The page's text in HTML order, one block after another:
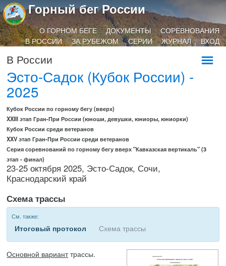
Горный бег России
О ГОРНОМ БЕГЕ ДОКУМЕНТЫ
СОРЕВНОВАНИЯ
В РОССИИ
ЗА РУБЕЖОМ СЕРИИ ЖУРНАЛ ВХОД
В России
Эсто-Садок (Кубок России) -
2025
Кубок России по горному бегу (вверх)
XXIII этап Гран-При России (юноши, девушки, юниоры, юниорки)
Кубок России среди ветеранов
XXV этап Гран-При России среди ветеранов
Серия соревнований по горному бегу вверх "Кавказская вертикаль" (3
этап - финал)
23-25 октября 2025, Эсто-Садок, Сочи,
Краснодарский край
Схема трассы
См. также:
Итоговый протокол Схема трассы
Основной варианттрассы.